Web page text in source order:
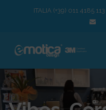
ITALIA (+39) 011 4185